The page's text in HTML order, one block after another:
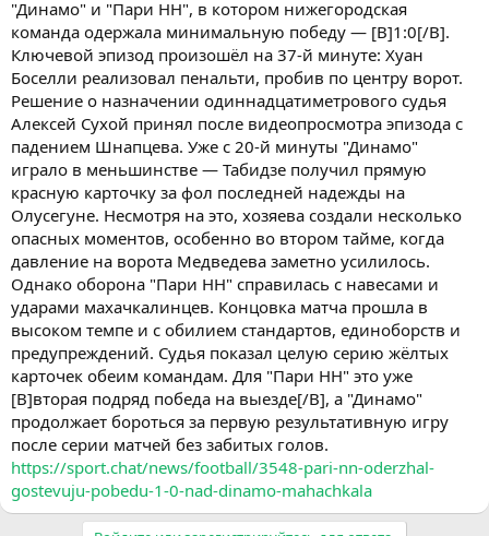
"Динамо" и "Пари НН", в котором нижегородская
команда одержала минимальную победу — [B]1:0[/B].
Ключевой эпизод произошёл на 37-й минуте: Хуан
Боселли реализовал пенальти, пробив по центру ворот.
Решение о назначении одиннадцатиметрового судья
Алексей Сухой принял после видеопросмотра эпизода с
падением Шнапцева. Уже с 20-й минуты "Динамо"
играло в меньшинстве — Табидзе получил прямую
красную карточку за фол последней надежды на
Олусегуне. Несмотря на это, хозяева создали несколько
опасных моментов, особенно во втором тайме, когда
давление на ворота Медведева заметно усилилось.
Однако оборона "Пари НН" справилась с навесами и
ударами махачкалинцев. Концовка матча прошла в
высоком темпе и с обилием стандартов, единоборств и
предупреждений. Судья показал целую серию жёлтых
карточек обеим командам. Для "Пари НН" это уже
[B]вторая подряд победа на выезде[/B], а "Динамо"
продолжает бороться за первую результативную игру
после серии матчей без забитых голов.
https://sport.chat/news/football/3548-pari-nn-oderzhal-
gostevuju-pobedu-1-0-nad-dinamo-mahachkala